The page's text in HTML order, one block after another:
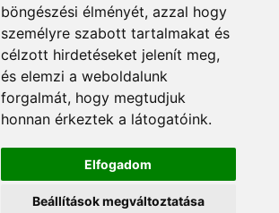
böngészési élményét, azzal hogy
személyre szabott tartalmakat és
célzott hirdetéseket jelenít meg,
és elemzi a weboldalunk
forgalmát, hogy megtudjuk
honnan érkeztek a látogatóink.
Elfogadom
Beállítások megváltoztatása